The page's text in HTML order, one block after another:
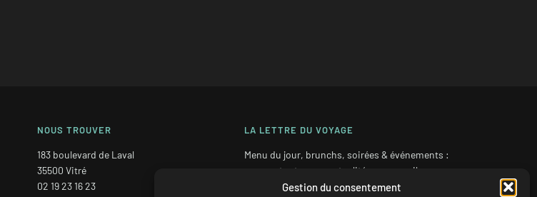
Gestion du consentement
NOUS TROUVER
183 boulevard de Laval
35500 Vitré
02 19 23 16 23
LA LETTRE DU VOYAGE
Menu du jour, brunchs, soirées & événements :
recevez toutes nos actualités par e-mail.